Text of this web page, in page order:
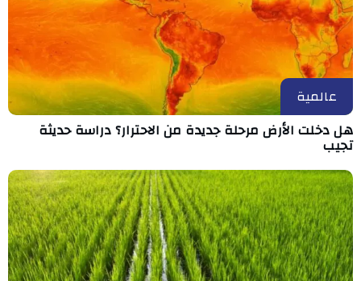
عالمية
هل دخلت الأرض مرحلة جديدة من الاحترار؟ دراسة حديثة
تجيب